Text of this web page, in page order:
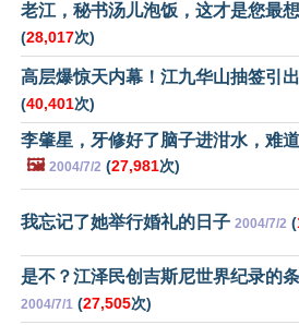
老江，秘书汤儿泡饭，这才是您最
(28,017次)
高层爆惊天内幕！江九华山抽签引
(40,401次)
李肇星，牙修好了脑子进泔水，难
🖼️ 2004/7/2 (27,981次)
我忘记了她举行婚礼的日子 2004/7/2 (
是不？江泽民创吉斯尼世界纪录的
2004/7/1 (27,505次)